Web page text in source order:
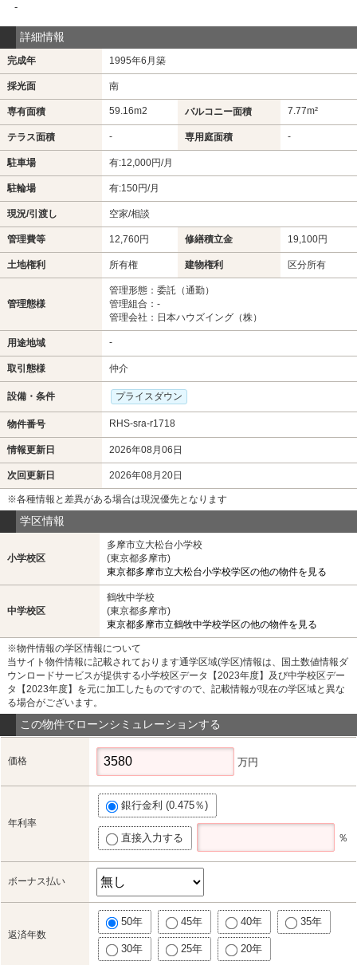
-
詳細情報
完成年 1995年6月築
採光面 南
専有面積 59.16m2 バルコニー面積 7.77m²
テラス面積 - 専用庭面積 -
駐車場 有:12,000円/月
駐輪場 有:150円/月
現況/引渡し 空家/相談
管理費等 12,760円 修繕積立金 19,100円
土地権利 所有権 建物権利 区分所有
管理態様
管理形態：委託（通勤）
管理組合：-
管理会社：日本ハウズイング（株）
用途地域 -
取引態様 仲介
設備・条件 プライスダウン
物件番号 RHS-sra-r1718
情報更新日 2026年08月06日
次回更新日 2026年08月20日
※各種情報と差異がある場合は現況優先となります
学区情報
小学校区
多摩市立大松台小学校
(東京都多摩市)
東京都多摩市立大松台小学校学区の他の物件を見る
中学校区
鶴牧中学校
(東京都多摩市)
東京都多摩市立鶴牧中学校学区の他の物件を見る
※物件情報の学区情報について
当サイト物件情報に記載されております通学区域(学区)情報は、国土数値情報ダ
ウンロードサービスが提供する小学校区データ【2023年度】及び中学校区デー
タ【2023年度】を元に加工したものですので、記載情報が現在の学区域と異な
る場合がございます。
この物件でローンシミュレーションする
価格 万円
年利率
銀行金利 (0.475％)
直接入力する ％
ボーナス払い
返済年数
50年 45年 40年 35年
30年 25年 20年